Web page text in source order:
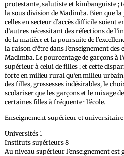
protestante, salutiste et kimbanguiste ;
la sous division de Madimba. Bien que
celles en secteur d’accès difficile soient
d’autres nécessitant des réfections de
de la matière et la poursuite de
la raison d’être dans l’enseignement
Madimba. Le pourcentage de garçons à
supérieur à celui de filles ; et cette
forte en milieu rural qu’en milieu
des filles, grossesses indésirables, le
scolariser que les garçons et le mixage
certaines filles à fréquenter l’école.
Enseignement supérieur et universitaire
Universités 1
Instituts supérieurs 8
Au niveau supérieur l’enseignement est